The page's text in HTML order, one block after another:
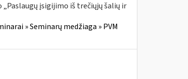
įsigijimo iš trečiųjų šalių ir
» Seminarų medžiaga » PVM